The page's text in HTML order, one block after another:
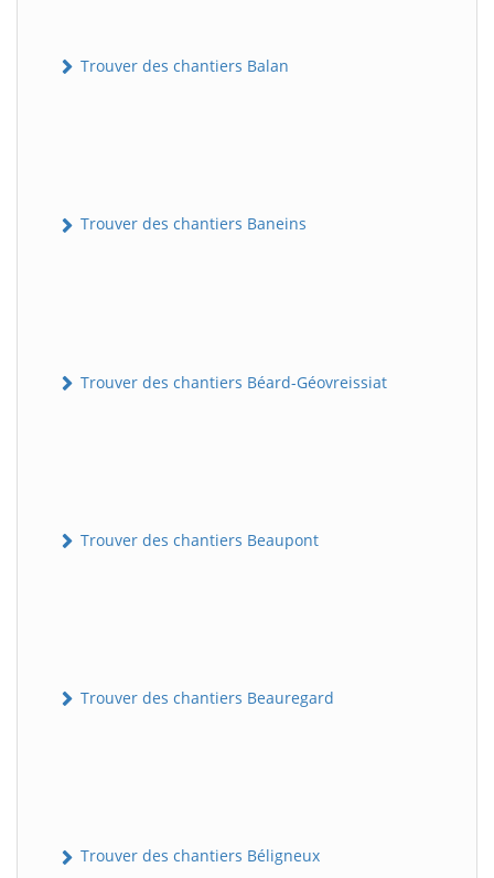
Trouver des chantiers Balan
Trouver des chantiers Baneins
Trouver des chantiers Béard-Géovreissiat
Trouver des chantiers Beaupont
Trouver des chantiers Beauregard
Trouver des chantiers Béligneux